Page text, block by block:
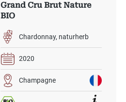
Grand Cru Brut Nature
BIO
Chardonnay naturherb
2020
Champagne